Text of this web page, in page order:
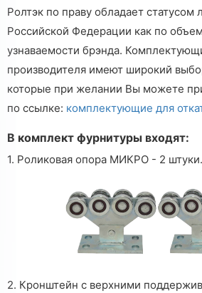
Ролтэк по праву обладает статусом
Российской Федерации как по
узнаваемости брэнда.
производителя имеют широкий
которые при желании Вы можете
по ссылке: комплектующие для
В комплект фурнитуры входят:
1. Роликовая опора МИКРО - 2 штуки.
2. Кронштейн с верхними